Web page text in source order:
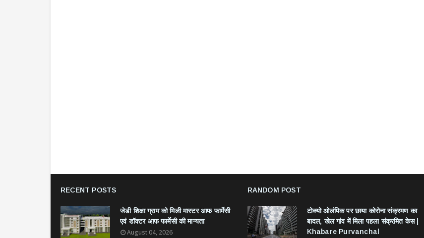
RECENT POSTS
जेडी शिक्षा ग्राम को मिली मास्टर आफ फार्मेसी
एवं डॉक्टर आफ फार्मेसी की मान्यता
August 04, 2026
RANDOM POST
टोक्यो ओलंपिक पर छाया कोरोना संक्रमण का
बादल, खेल गांव में मिला पहला संक्रमित केस |
Khabare Purvanchal